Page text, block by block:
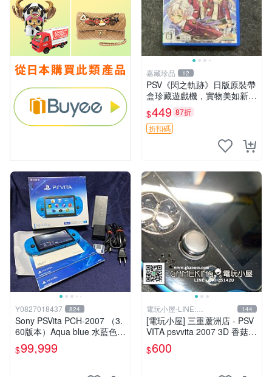
嘉藏珍品 12
PSV《閃之軌跡》日版原裝帶
盒珍藏遊戲機，實物美如新，
嚴選推薦 閃之軌跡 日版 PSV
原裝帶盒
$449 87折
折扣碼
Y0827018437 824
Sony PSVita PCH-2007 （3.
60版本）Aqua blue 水藍色
掌機 二手美品
$99,999
電玩小屋-LINE:
@AHZ5142U
144
[電玩小屋] 三重蘆洲店 - PSV
VITA psvvita 2007 3D 香菇
方向 類比 故障 [維修]
$600